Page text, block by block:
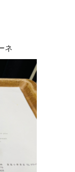
ネ